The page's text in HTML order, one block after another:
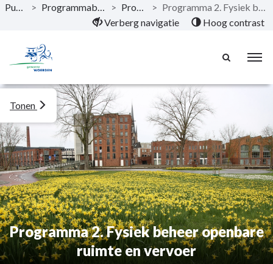
Naar hoofdinhoud
Publicaties > Programmabegroting 2021 - 2024 > Programma's >
Programma 2. Fysiek beheer openbare ruimte en vervoer
Verberg navigatie
Hoog contrast
Programma 2. Fysiek beheer openbare
ruimte en vervoer
Tonen